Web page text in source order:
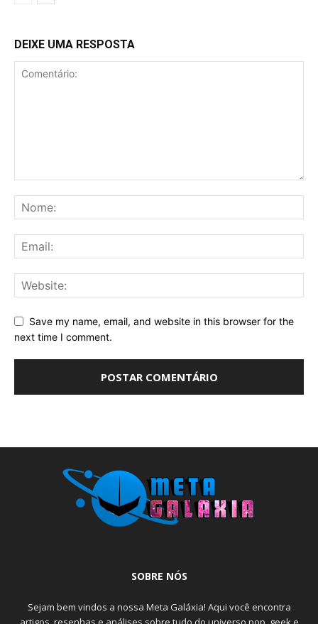
DEIXE UMA RESPOSTA
Save my name, email, and website in this browser for the
next time I comment.
SOBRE NÓS
Sejam bem vindos a nossa Meta Galáxia! Aqui você encontra